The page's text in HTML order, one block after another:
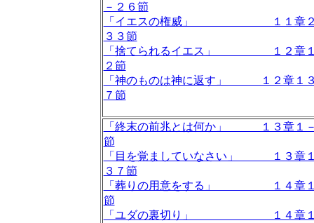
－２６節
「イエスの権威」 １１章２
３３節
「捨てられるイエス」 １２章１
２節
「神のものは神に返す」 １２章１
７節
「終末の前兆とは何か」 １３章１
節
「目を覚ましていなさい」 １３章
３７節
「葬りの用意をする」 １４章１
節
「ユダの裏切り」 １４章１